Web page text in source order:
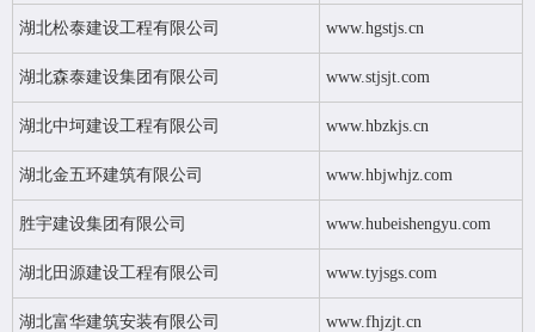
湖北松泰建设工程有限公司 www.hgstjs.cn
湖北森泰建设集团有限公司 www.stjsjt.com
湖北中坷建设工程有限公司 www.hbzkjs.cn
湖北金五环建筑有限公司 www.hbjwhjz.com
胜宇建设集团有限公司 www.hubeishengyu.com
湖北田源建设工程有限公司 www.tyjsgs.com
湖北富华建筑安装有限公司 www.fhjzjt.cn